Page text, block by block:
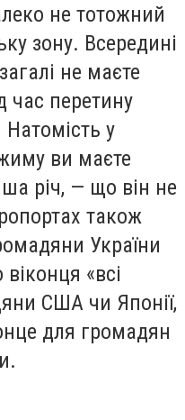
не тотожний
зону. Всередині
не маєте
час перетину
у
ви маєте
річ, — що він не
також
України
«всі
США чи Японії,
для громадян